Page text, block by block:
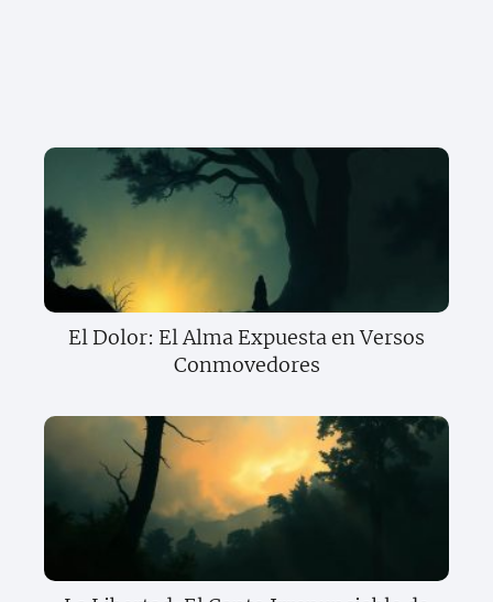
El Dolor: El Alma Expuesta en Versos
Conmovedores